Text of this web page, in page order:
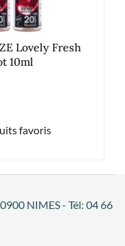
Lovely Fresh
10ml
favoris
NIMES - Tél: 04 66